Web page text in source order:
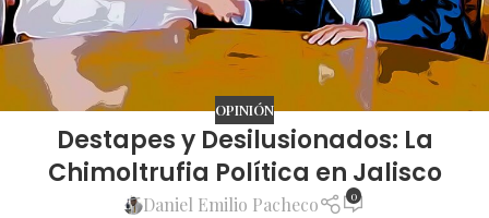
OPINIÓN
Destapes y Desilusionados: La
Chimoltrufia Política en Jalisco
Daniel Emilio Pacheco 0